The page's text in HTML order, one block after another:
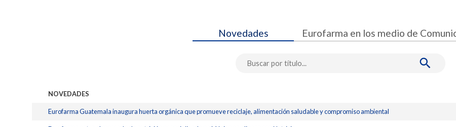
Novedades Eurofarma en los medio de
NOVEDADES
Eurofarma Guatemala inaugura huerta orgánica que promueve reciclaje, alimentación saludable y compromiso ambiental